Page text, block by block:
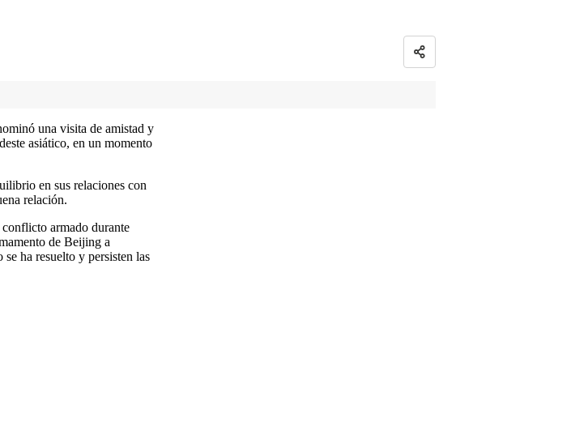
una visita de amistad y
asiático, en un momento
en sus relaciones con
relación.
armado durante
de Beijing a
ha resuelto y persisten las